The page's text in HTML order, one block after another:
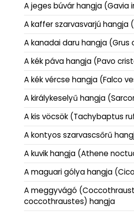
A jeges búvár hangja (Gavia
A kaffer szarvasvarjú hangja
A kanadai daru hangja (Grus
A kék páva hangja (Pavo
A kék vércse hangja (Falco
A királykeselyű hangja
A kis vöcsök (Tachybaptus
A kontyos szarvascsőrű
A kuvik hangja (Athene
A maguari gólya hangja
A meggyvágó
coccothraustes) hangja